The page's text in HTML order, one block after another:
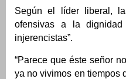
Según el líder liberal,
ofensivas a la
injerencistas”.
“Parece que éste señor
ya no vivimos en tiempos